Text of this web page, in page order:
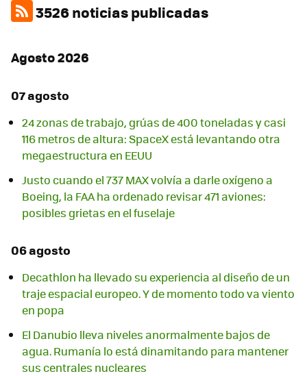
3526 noticias publicadas
Agosto 2026
07 agosto
24 zonas de trabajo, grúas de 400 toneladas y casi
116 metros de altura: SpaceX está levantando otra
megaestructura en EEUU
Justo cuando el 737 MAX volvía a darle oxígeno a
Boeing, la FAA ha ordenado revisar 471 aviones:
posibles grietas en el fuselaje
06 agosto
Decathlon ha llevado su experiencia al diseño de un
traje espacial europeo. Y de momento todo va viento
en popa
El Danubio lleva niveles anormalmente bajos de
agua. Rumanía lo está dinamitando para mantener
sus centrales nucleares